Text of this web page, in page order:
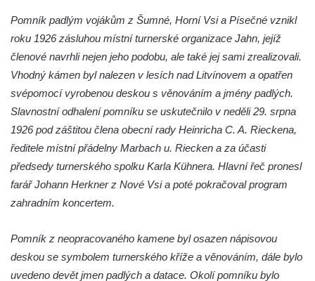
Benešově nad Ploučnicí
Hrob Šumových na hřbitově v Benešově
nad Ploučnicí
Hrob Theodora Sommera na hřbitově v
Benešově nad Ploučnicí
Hrob Christodoulona Panayiotise na
hřbitově v Benešově nad Ploučnicí
Hrob Franze Wünsche na hřbitově v
Pamětní desky obětem 1. světové války v
kapli Panny Marie Bolestné v Benešově
nad Ploučnicí
Pomník padlým vojákům z Šumné, Horní Vsi a Písečné vznikl
roku 1926 zásluhou místní turnerské organizace Jahn, jejíž
členové navrhli nejen jeho podobu, ale také jej sami zrealizovali.
Vhodný kámen byl nalezen v lesích nad Litvínovem a opatřen
svépomocí vyrobenou deskou s věnováním a jmény padlých.
Slavnostní odhalení pomníku se uskutečnilo v neděli 29. srpna
1926 pod záštitou člena obecní rady Heinricha C. A. Rieckena,
ředitele místní přádelny Marbach u. Riecken a za účasti
předsedy turnerského spolku Karla Kühnera. Hlavní řeč pronesl
farář Johann Herkner z Nové Vsi a poté pokračoval program
zahradním koncertem.
Pomník z neopracovaného kamene byl osazen nápisovou
deskou se symbolem turnerského kříže a věnováním, dále bylo
uvedeno devět jmen padlých a datace. Okolí pomníku bylo